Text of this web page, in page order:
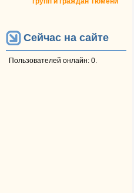
Сейчас на сайте
Пользователей онлайн: 0.